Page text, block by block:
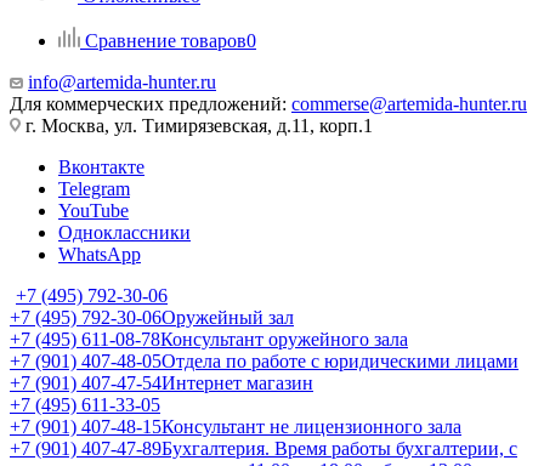
Сравнение товаров0
info@artemida-hunter.ru
Для коммерческих предложений: commerse@artemida-hunter.ru
г. Москва, ул. Тимирязевская, д.11, корп.1
Вконтакте
Telegram
YouTube
Одноклассники
WhatsApp
+7 (495) 792-30-06
+7 (495) 792-30-06Оружейный зал
+7 (495) 611-08-78Консультант оружейного зала
+7 (901) 407-48-05Отдела по работе с юридическими лицами
+7 (901) 407-47-54Интернет магазин
+7 (495) 611-33-05
+7 (901) 407-48-15Консультант не лицензионного зала
+7 (901) 407-47-89Бухгалтерия. Время работы бухгалтерии, с